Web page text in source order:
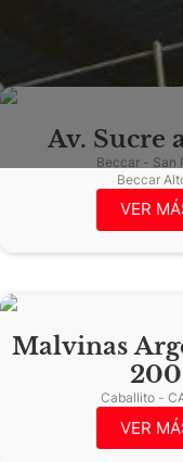
Av. Sucre
Beccar - San
VER
Malvinas
200
VER